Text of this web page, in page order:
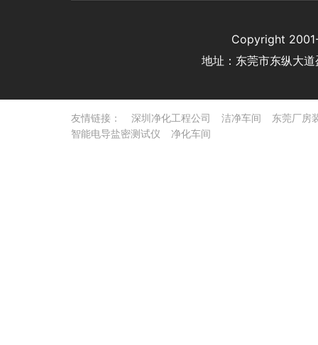
Copyright
地址：东莞市东纵大
友情链接： 深圳净化工程公司 洁净车间
东莞厂房
智能电导盐密测试仪
净化车间